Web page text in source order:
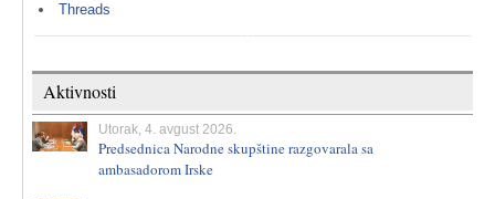
Threads
Aktivnosti
Utorak, 4. avgust 2026.
Predsednica Narodne skupštine razgovarala sa
ambasadorom Irske